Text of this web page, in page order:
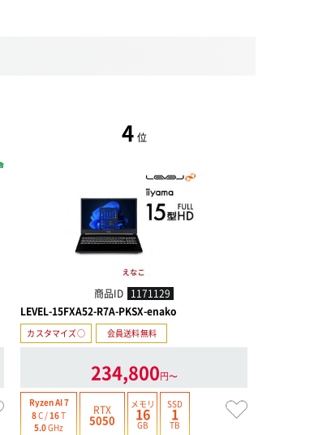
4 位
商品ID 1171129
LEVEL-15FXA52-R7A-PKSX-enako
カスタマイズ○ 会員送料無料
234,800円〜
Ryzen AI 7
8C / 16T
5.0GHz
RTX
5050
メモリ
16
GB
SSD
1
TB